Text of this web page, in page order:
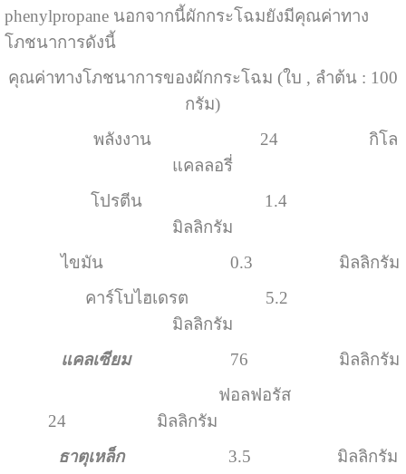
phenylpropane นอกจากนี้ผักกระโฉมยังมีคุณค่าทาง
โภชนาการดังนี้
คุณค่าทางโภชนาการของผักกระโฉม (ใบ , ลำต้น : 100
กรัม)
พลังงาน 24 กิโล
แคลลอรี่
โปรตีน 1.4
มิลลิกรัม
ไขมัน 0.3 มิลลิกรัม
คาร์โบไฮเดรต 5.2
มิลลิกรัม
แคลเซียม76 มิลลิกรัม
ฟอลฟอรัส
24 มิลลิกรัม
ธาตุเหล็ก3.5 มิลลิกรัม